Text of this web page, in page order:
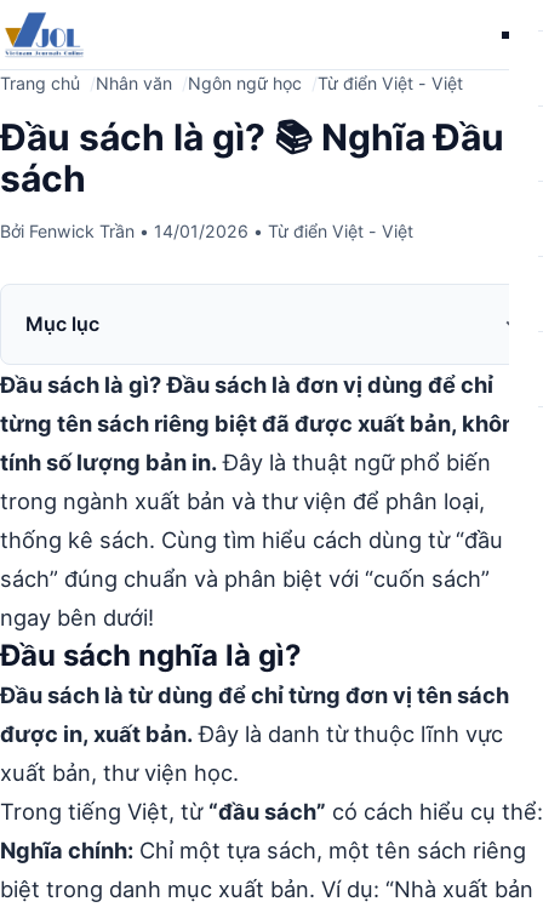
Trang chủ Nhân văn Ngôn ngữ học Từ điển Việt - Việt
Đầu sách là gì? 📚 Nghĩa Đầu
sách
Bởi Fenwick Trần • 14/01/2026 • Từ điển Việt - Việt
Mục lục
Đầu sách là gì? Đầu sách là đơn vị dùng để chỉ
từng tên sách riêng biệt đã được xuất bản, không
tính số lượng bản in.Đây là thuật ngữ phổ biến
trong ngành xuất bản và thư viện để phân loại,
thống kê sách. Cùng tìm hiểu cách dùng từ “đầu
sách” đúng chuẩn và phân biệt với “cuốn sách”
ngay bên dưới!
Đầu sách nghĩa là gì?
Đầu sách là từ dùng để chỉ từng đơn vị tên sách
được in, xuất bản.Đây là danh từ thuộc lĩnh vực
xuất bản, thư viện học.
Trong tiếng Việt, từ “đầu sách” có cách hiểu cụ thể:
Nghĩa chính: Chỉ một tựa sách, một tên sách riêng
biệt trong danh mục xuất bản. Ví dụ: “Nhà xuất bản